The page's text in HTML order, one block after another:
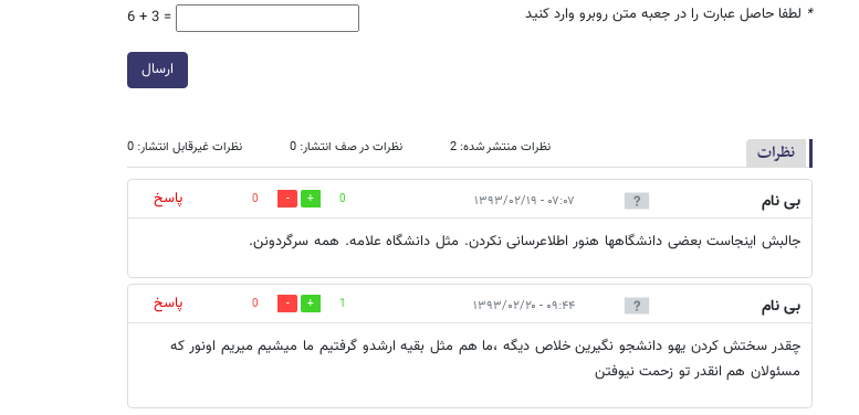
* لطفا حاصل عبارت را در جعبه متن روبرو وارد کنید 6 + 3 =
ارسال
نظرات نظرات منتشر شده: 2 نظرات در صف انتشار: 0 نظرات غیرقابل انتشار: 0
بی نام ۰۷:۰۷ - ۱۳۹۳/۰۲/۱۹ 0
0
پاسخ
جالبش اینجاست بعضی دانشگاهها هنور اطلاعرسانی نکردن. مثل دانشگاه علامه. همه سرگردونن.
بی نام ۰۹:۴۴ - ۱۳۹۳/۰۲/۲۰ 1
0
پاسخ
چقدر سختش کردن یهو دانشجو نگیرین خلاص دیگه ،ما هم مثل بقیه ارشدو گرفتیم ما میشیم میریم اونور که
مسئولان هم انقدر تو زحمت نیوفتن